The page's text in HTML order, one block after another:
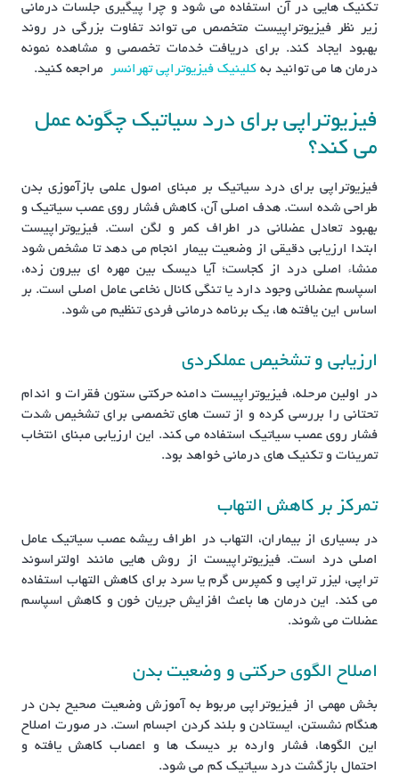
تکنیک هایی در آن استفاده می شود و چرا پیگیری جلسات درمانی
زیر نظر فیزیوتراپیست متخصص می تواند تفاوت بزرگی در روند
بهبود ایجاد کند. برای دریافت خدمات تخصصی و مشاهده نمونه
درمان ها می توانید به کلینیک فیزیوتراپی تهرانسر مراجعه کنید.
فیزیوتراپی برای درد سیاتیک چگونه عمل
می کند؟
فیزیوتراپی برای درد سیاتیک بر مبنای اصول علمی بازآموزی بدن
طراحی شده است. هدف اصلی آن، کاهش فشار روی عصب سیاتیک و
بهبود تعادل عضلانی در اطراف کمر و لگن است. فیزیوتراپیست
ابتدا ارزیابی دقیقی از وضعیت بیمار انجام می دهد تا مشخص شود
منشاء اصلی درد از کجاست؛ آیا دیسک بین مهره ای بیرون زده،
اسپاسم عضلانی وجود دارد یا تنگی کانال نخاعی عامل اصلی است. بر
اساس این یافته ها، یک برنامه درمانی فردی تنظیم می شود.
ارزیابی و تشخیص عملکردی
در اولین مرحله، فیزیوتراپیست دامنه حرکتی ستون فقرات و اندام
تحتانی را بررسی کرده و از تست های تخصصی برای تشخیص شدت
فشار روی عصب سیاتیک استفاده می کند. این ارزیابی مبنای انتخاب
تمرینات و تکنیک های درمانی خواهد بود.
تمرکز بر کاهش التهاب
در بسیاری از بیماران، التهاب در اطراف ریشه عصب سیاتیک عامل
اصلی درد است. فیزیوتراپیست از روش هایی مانند اولتراسوند
تراپی، لیزر تراپی و کمپرس گرم یا سرد برای کاهش التهاب استفاده
می کند. این درمان ها باعث افزایش جریان خون و کاهش اسپاسم
عضلات می شوند.
اصلاح الگوی حرکتی و وضعیت بدن
بخش مهمی از فیزیوتراپی مربوط به آموزش وضعیت صحیح بدن در
هنگام نشستن، ایستادن و بلند کردن اجسام است. در صورت اصلاح
این الگوها، فشار وارده بر دیسک ها و اعصاب کاهش یافته و
احتمال بازگشت درد سیاتیک کم می شود.